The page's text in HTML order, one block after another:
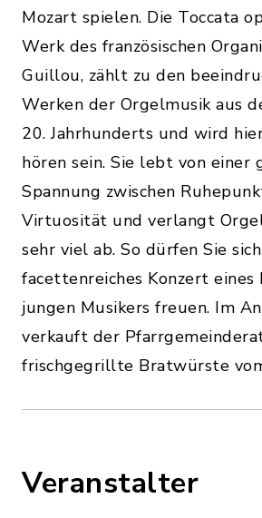
Mozart spielen. Die Toccata
Werk des französischen
Guillou, zählt zu den
Werken der Orgelmusik aus
20. Jahrhunderts und wird
hören sein. Sie lebt von einer
Spannung zwischen
Virtuosität und verlangt
sehr viel ab. So dürfen Sie
facettenreiches Konzert eines
jungen Musikers freuen. Im
verkauft der
frischgegrillte Bratwürste
Veranstalter